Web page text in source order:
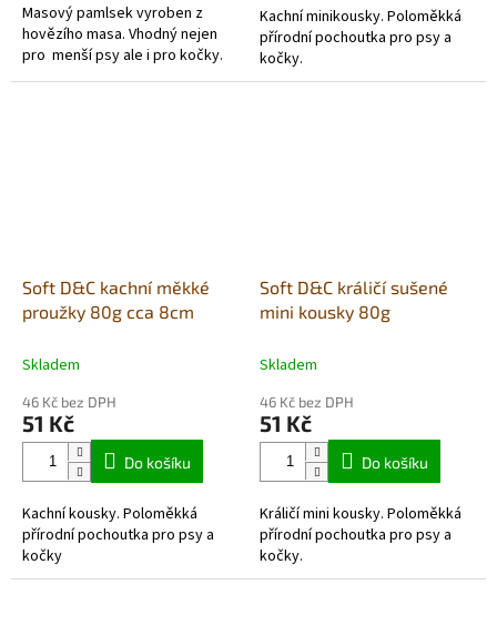
Masový pamlsek vyroben z
hovězího masa. Vhodný nejen
pro menší psy ale i pro kočky.
Kachní minikousky. Poloměkká
přírodní pochoutka pro psy a
kočky.
Soft D&C kachní měkké
proužky 80g cca 8cm
Skladem
46 Kč bez DPH
51 Kč
Do košíku
Kachní kousky. Poloměkká
přírodní pochoutka pro psy a
kočky
Soft D&C králičí sušené
mini kousky 80g
Skladem
46 Kč bez DPH
51 Kč
Do košíku
Králičí mini kousky. Poloměkká
přírodní pochoutka pro psy a
kočky.